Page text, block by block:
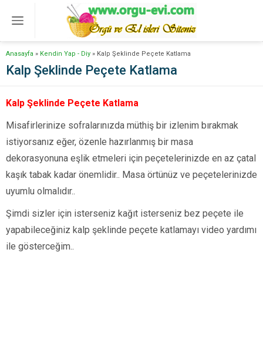
Anasayfa » Kendin Yap - Diy » Kalp Şeklinde Peçete Katlama
Kalp Şeklinde Peçete Katlama
Kalp Şeklinde Peçete Katlama
Misafirlerinize sofralarınızda müthiş bir izlenim bırakmak
istiyorsanız eğer, özenle hazırlanmış bir masa
dekorasyonuna eşlik etmeleri için peçetelerinizde en az çatal
kaşık tabak kadar önemlidir.. Masa örtünüz ve peçetelerinizde
uyumlu olmalıdır..
Şimdi sizler için isterseniz kağıt isterseniz bez peçete ile
yapabileceğiniz kalp şeklinde peçete katlamayı video yardımı
ile gösterceğim..